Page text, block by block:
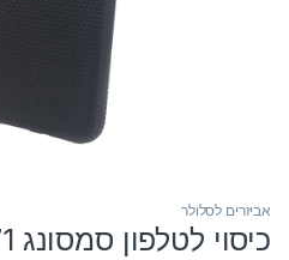
אביזרים לסלולר
כיסוי לטלפון סמסונג a71